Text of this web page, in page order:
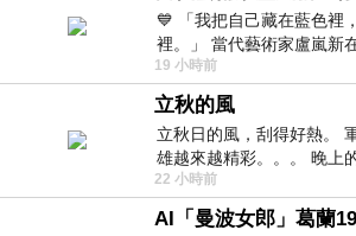
💙 「我把自己藏在藍色裡
裡。」 當代藝術家盧嵐新
抽象韻味的新作中，用湛
19 小時前
立秋的風
立秋日的風，刮得好熱。
雄越來越精彩。。。 晚上
天的風刮得很熱 夜遊消暑
22 小時前